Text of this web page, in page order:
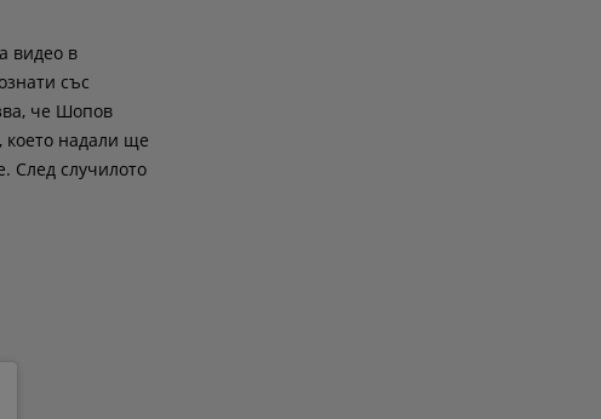
видео в
със
че Шопов
което надали ще
След случилото